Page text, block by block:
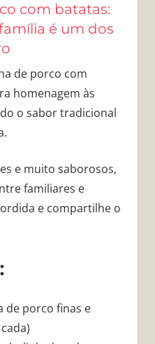
com batatas:
é um dos
de porco com
homenagem às
o sabor tradicional
e muito saborosos,
familiares e
e compartilhe o
de porco finas e